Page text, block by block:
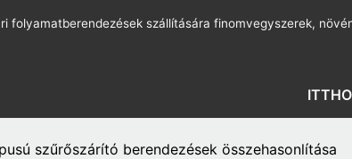
folyamatberendezések szállítására finomvegyszerek,
szűrőszárító berendezések összehasonlítása